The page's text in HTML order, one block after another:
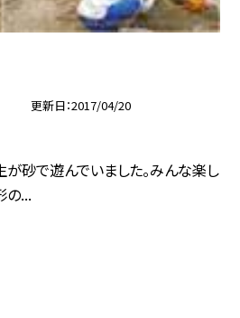
更新日 2017/04/20
砂で遊んでいました。みんな楽し
の...